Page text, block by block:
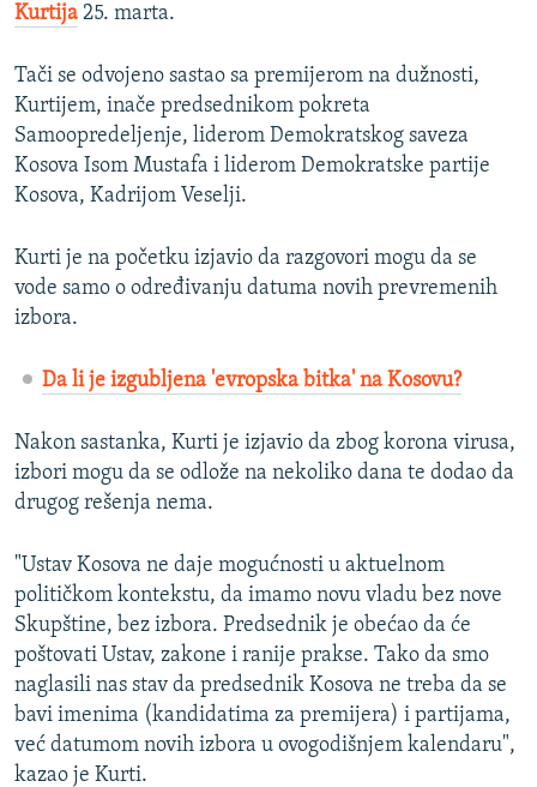
Kurtija 25. marta.
Tači se odvojeno sastao sa premijerom na dužnosti,
Kurtijem, inače predsednikom pokreta
Samoopredeljenje, liderom Demokratskog saveza
Kosova Isom Mustafa i liderom Demokratske partije
Kosova, Kadrijom Veselji.
Kurti je na početku izjavio da razgovori mogu da se
vode samo o određivanju datuma novih prevremenih
izbora.
Da li je izgubljena 'evropska bitka' na Kosovu?
Nakon sastanka, Kurti je izjavio da zbog korona virusa,
izbori mogu da se odlože na nekoliko dana te dodao da
drugog rešenja nema.
"Ustav Kosova ne daje mogućnosti u aktuelnom
političkom kontekstu, da imamo novu vladu bez nove
Skupštine, bez izbora. Predsednik je obećao da će
poštovati Ustav, zakone i ranije prakse. Tako da smo
naglasili nas stav da predsednik Kosova ne treba da se
bavi imenima (kandidatima za premijera) i partijama,
već datumom novih izbora u ovogodišnjem kalendaru",
kazao je Kurti.